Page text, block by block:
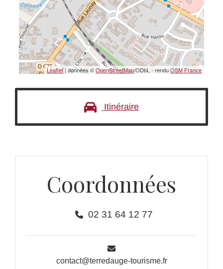
Leaflet| données ©OpenStreetMap/ODbL - renduOSM France
Itinéraire
Coordonnées
02 31 64 12 77
contact@terredauge-tourisme.fr